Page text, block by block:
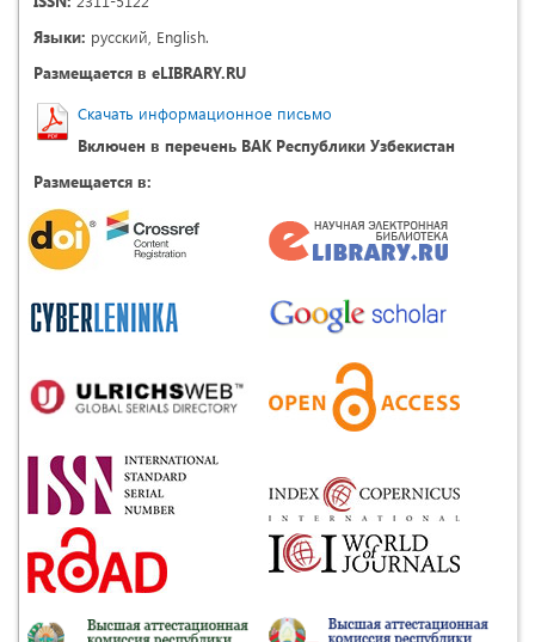
Языки: русский, English.
Размещается в eLIBRARY.RU
Скачать информационное письмо
Включен в перечень ВАК Республики Узбекистан
Размещается в: